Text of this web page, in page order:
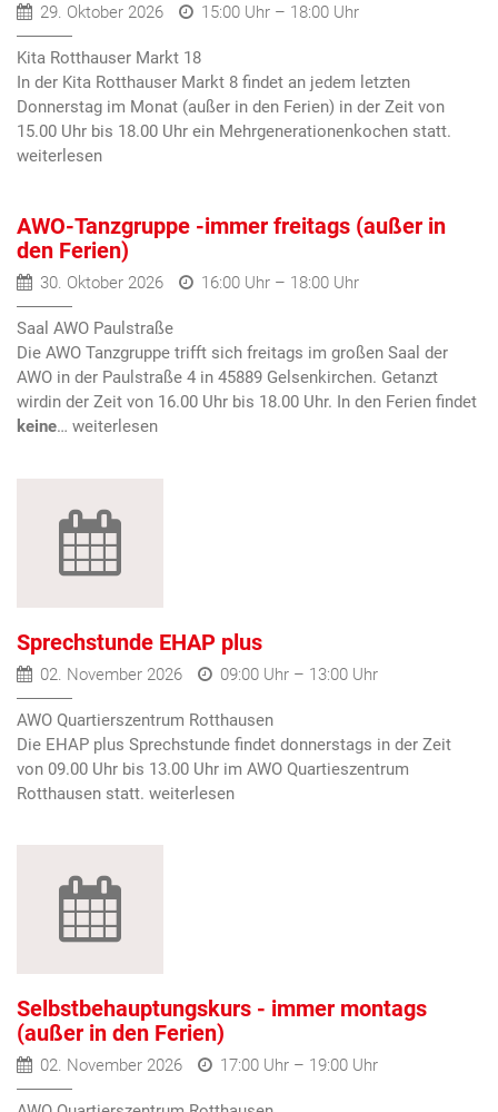
29. Oktober 2026 15:00 Uhr – 18:00 Uhr
Kita Rotthauser Markt 18
In der Kita Rotthauser Markt 8 findet an jedem letzten
Donnerstag im Monat (außer in den Ferien) in der Zeit von
15.00 Uhr bis 18.00 Uhr ein Mehrgenerationenkochen statt.
AWO-Tanzgruppe -immer freitags (außer in
den Ferien)
30. Oktober 2026 16:00 Uhr – 18:00 Uhr
Saal AWO Paulstraße
Die AWO Tanzgruppe trifft sich freitags im großen Saal der
AWO in der Paulstraße 4 in 45889 Gelsenkirchen. Getanzt
wirdin der Zeit von 16.00 Uhr bis 18.00 Uhr. In den Ferien findet
keine…
Sprechstunde EHAP plus
02. November 2026 09:00 Uhr – 13:00 Uhr
AWO Quartierszentrum Rotthausen
Die EHAP plus Sprechstunde findet donnerstags in der Zeit
von 09.00 Uhr bis 13.00 Uhr im AWO Quartieszentrum
Rotthausen statt.
Selbstbehauptungskurs - immer montags
(außer in den Ferien)
02. November 2026 17:00 Uhr – 19:00 Uhr